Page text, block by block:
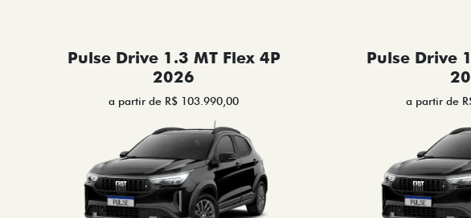
Pulse Drive 1.3 MT Flex 4P
2026
a partir de R$ 103.990,00
Pulse Drive
a partir de